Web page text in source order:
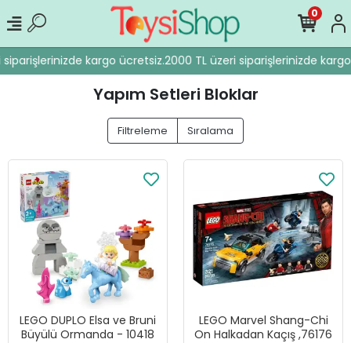
kargo ücretsiz.2000 TL üzeri siparişlerinizde kargo
0
Yapım Setleri Bloklar
Filtreleme Sıralama
LEGO DUPLO Elsa ve Bruni
Büyülü Ormanda - 10418
LEGO Marvel Shang-Chi
On Halkadan Kaçış ,76176